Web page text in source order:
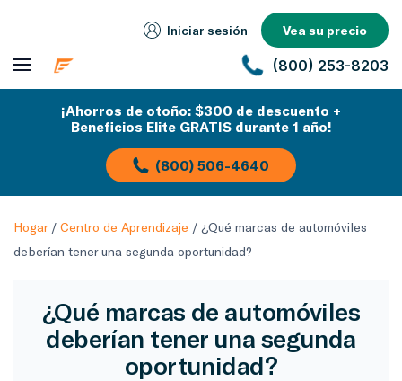
Iniciar sesión Vea su precio
(800) 253-8203
¡Ahorros de otoño: $300 de descuento +
Beneficios Elite GRATIS durante 1 año!
(800) 506-4640
Hogar/ Centro de Aprendizaje / ¿Qué marcas de automóviles
deberían tener una segunda oportunidad?
¿Qué marcas de automóviles
deberían tener una segunda
oportunidad?